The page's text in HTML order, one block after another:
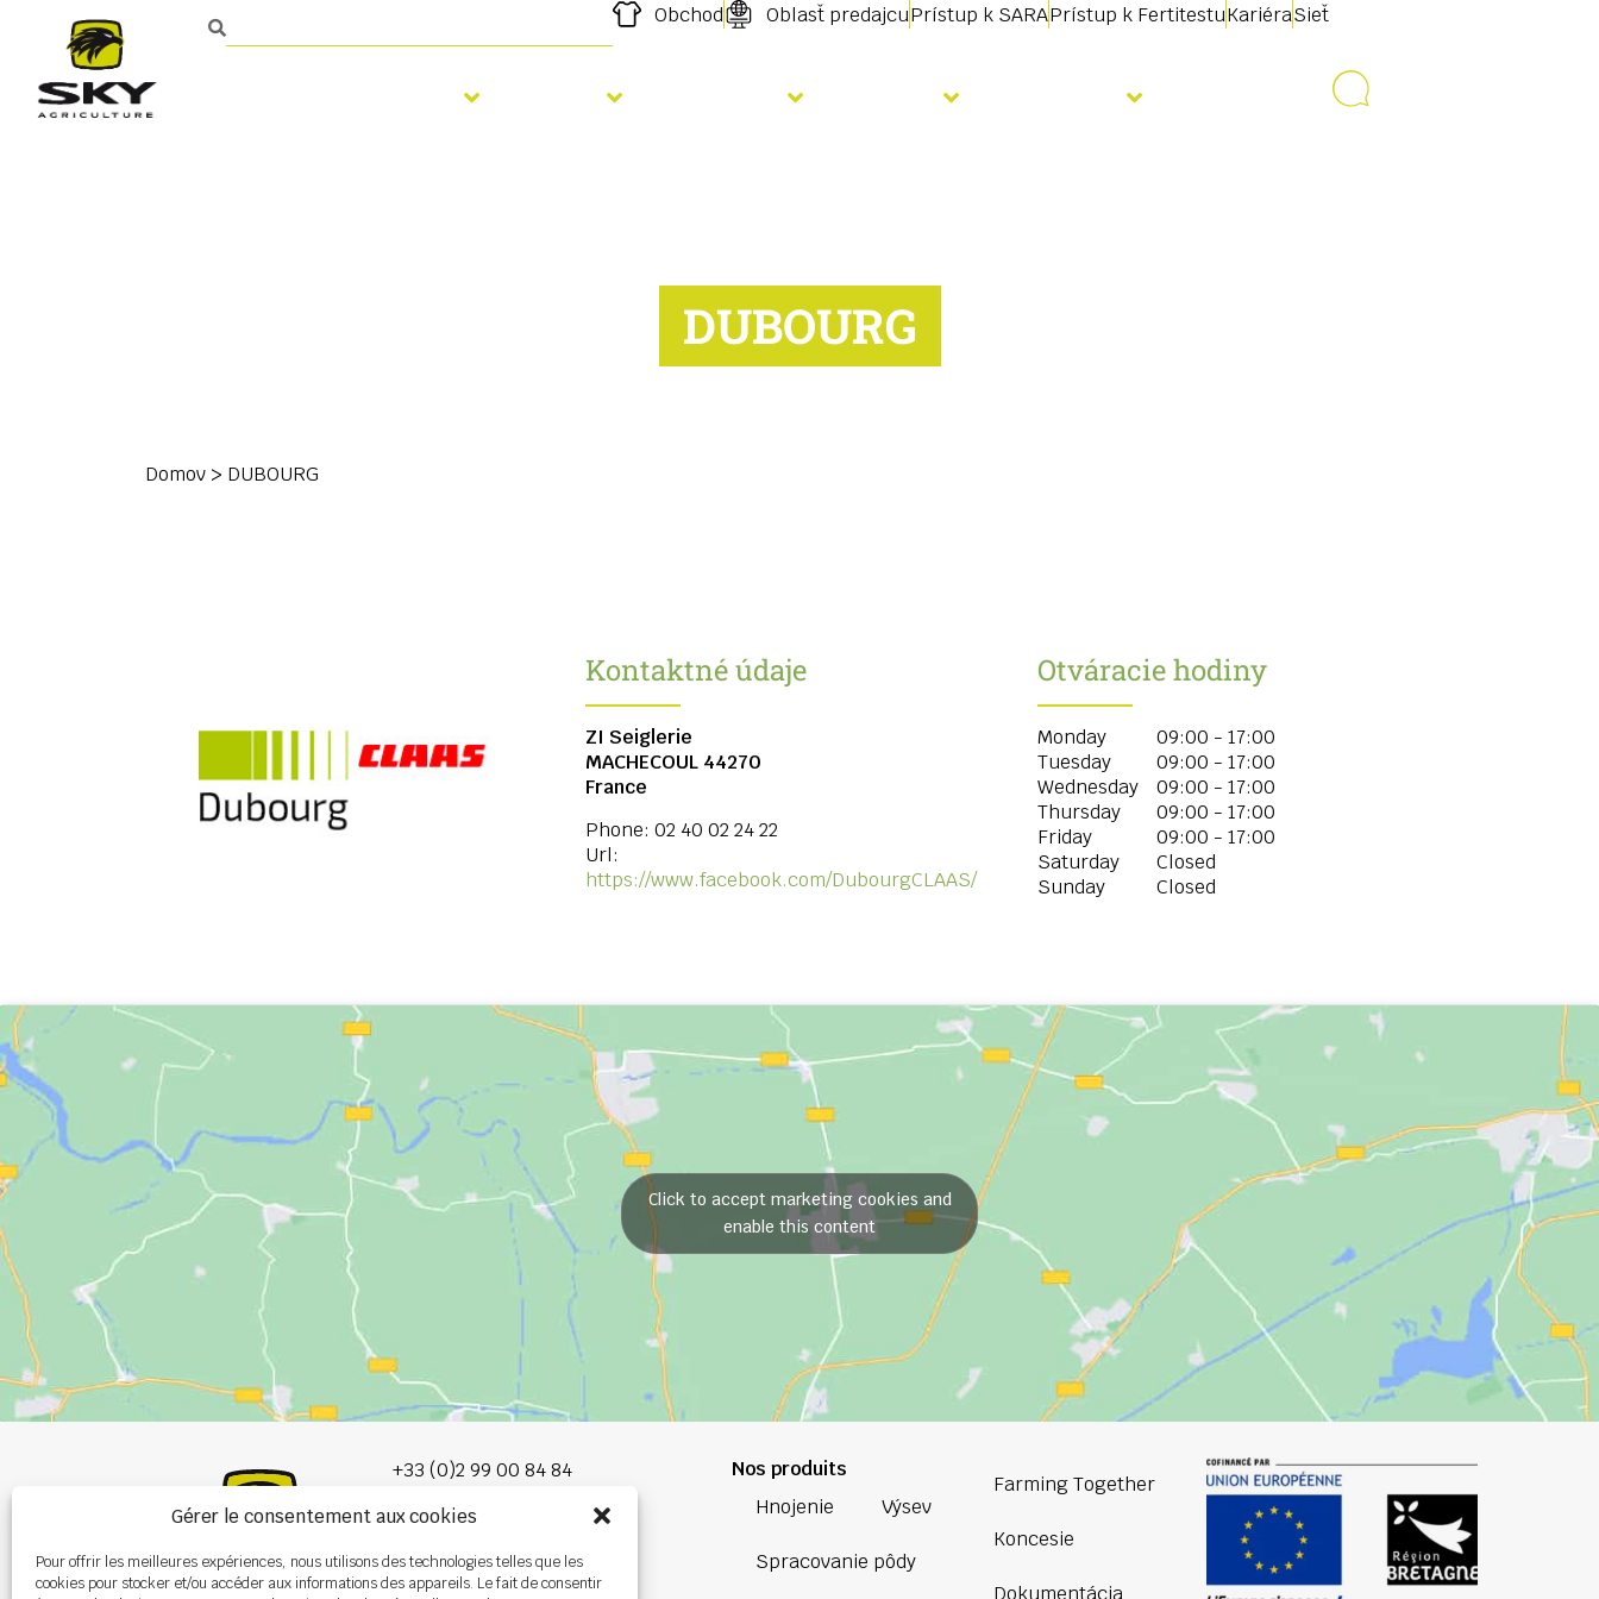
Gérer le consentement aux cookies
Pour offrir les meilleures expériences, nous utilisons des technologies telles que les
cookies pour stocker et/ou accéder aux informations des appareils. Le fait de consentir
Obchod Oblasť predajcuPrístup k SARAPrístup k FertitestuKariéraSieť
DUBOURG
Domov > DUBOURG
Kontaktné údaje
ZI Seiglerie
MACHECOUL 44270
France
Phone: 02 40 02 24 22
Url:
https://www.facebook.com/DubourgCLAAS/
Otváracie hodiny
Monday
09:00 - 17:00
Tuesday
09:00 - 17:00
Wednesday
09:00 - 17:00
Thursday
09:00 - 17:00
Friday
09:00 - 17:00
Saturday
Closed
Sunday
Closed
Click to accept marketing cookies and
enable this content
+33 (0)2 99 00 84 84
info@burel-group.com
Les Portes de Bretagne
Nos produits
Hnojenie
Výsev
Spracovanie pôdy
Farming Together
Koncesie
Dokumentácia